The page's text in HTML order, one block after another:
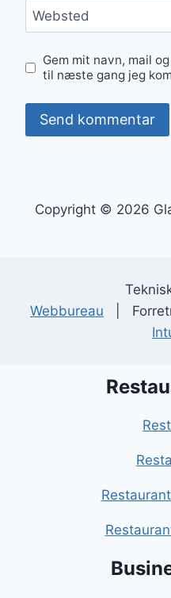
Websted
Gem mit navn, mail
til næste gang jeg
Copyright © 2026
Webbureau |